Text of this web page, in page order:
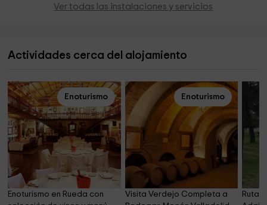
Ver todas las instalaciones y servicios
Actividades cerca del alojamiento
Enoturismo
Enoturismo en Rueda con
Enoturismo
Visita Verdejo Completa a
Ruta